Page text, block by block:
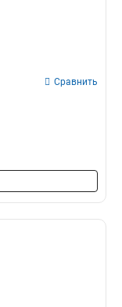
Сравнить